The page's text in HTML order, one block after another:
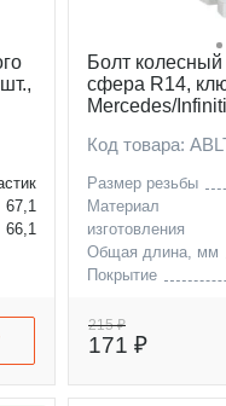
67,1
66,1
Болт
сфера R14,
Mercedes/Infiniti
Код товара:
Размер резьбы
Материал
изготовления
Общая длина, мм
Покрытие
mercedes-benz
215 ₽
171 ₽